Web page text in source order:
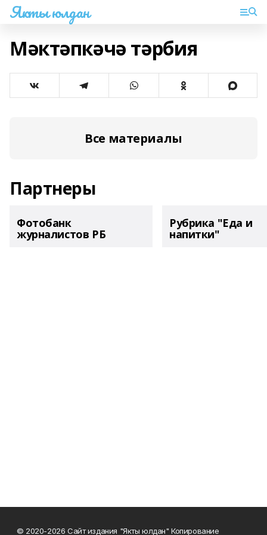
Якты юлдан
Мәктәпкәчә тәрбия
Все материалы
Партнеры
Фотобанк
журналистов РБ
Рубрика "Еда и
напитки"
© 2020-2026 Сайт издания "Якты юлдан" Копирование